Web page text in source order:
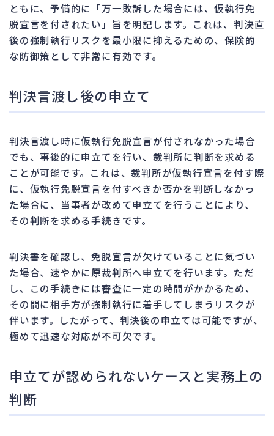
ともに、予備的に「万一敗訴した場合には、仮執行免
脱宣言を付されたい」旨を明記します。これは、判決直
後の強制執行リスクを最小限に抑えるための、保険的
な防御策として非常に有効です。
判決言渡し後の申立て
判決言渡し時に仮執行免脱宣言が付されなかった場合
でも、事後的に申立てを行い、裁判所に判断を求める
ことが可能です。これは、裁判所が仮執行宣言を付す際
に、仮執行免脱宣言を付すべきか否かを判断しなかっ
た場合に、当事者が改めて申立てを行うことにより、
その判断を求める手続きです。
判決書を確認し、免脱宣言が欠けていることに気づい
た場合、速やかに原裁判所へ申立てを行います。ただ
し、この手続きには審査に一定の時間がかかるため、
その間に相手方が強制執行に着手してしまうリスクが
伴います。したがって、判決後の申立ては可能ですが、
極めて迅速な対応が不可欠です。
申立てが認められないケースと実務上の
判断